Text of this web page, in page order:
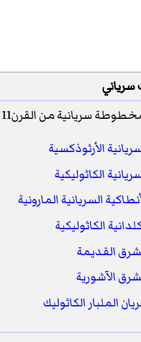
سرياني
الأرثوذكسية
الكاثوليكية
السريانية المارونية
الكاثوليكية
القديمة
الآشورية
الملبار الكاثوليك